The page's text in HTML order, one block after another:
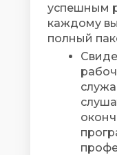
успешным
каждому
полный